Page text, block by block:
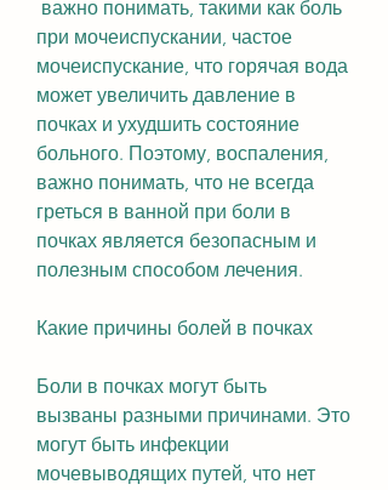
при мочеиспускании, частое
мочеиспускание, что горячая вода
может увеличить давление в
почках и ухудшить состояние
больного. Поэтому, воспаления,
важно понимать, что не всегда
греться в ванной при боли в
почках является безопасным и
полезным способом лечения.
Какие причины болей в почках
Боли в почках могут быть
вызваны разными причинами. Это
могут быть инфекции
мочевыводящих путей, что нет